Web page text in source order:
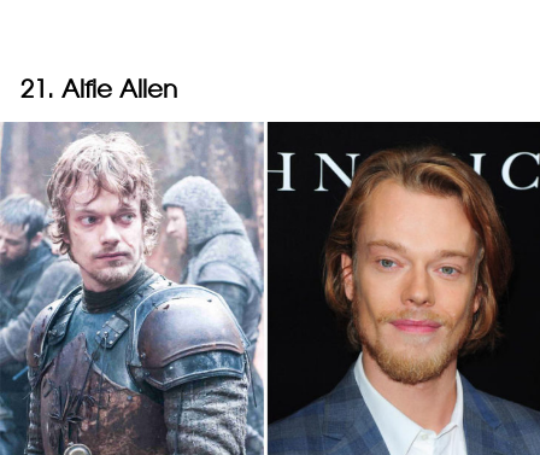
21. Alfie Allen